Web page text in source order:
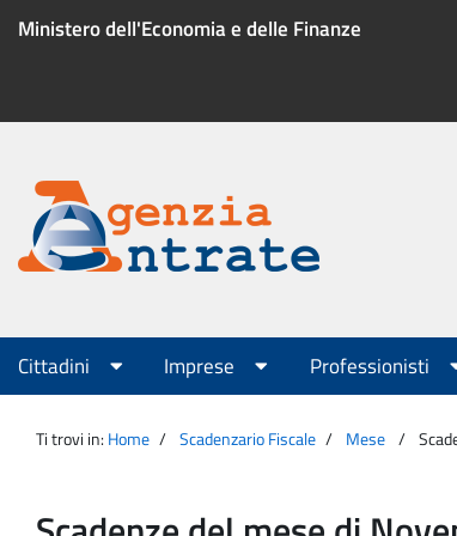
Ministero dell'Economia e delle Finanze
Menu
servizio
Agenzia
Entrate
Menu
principale
Cittadini Imprese Professionisti
Ti trovi in: Home Scadenzario Fiscale Mese